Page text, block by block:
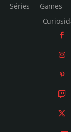
Séries Games